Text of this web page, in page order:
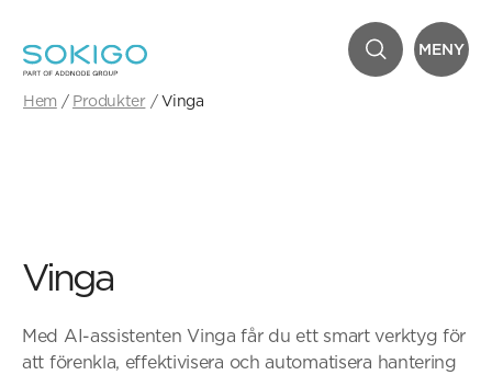
MENY
Hem Produkter Vinga
Vinga
Med AI-assistenten Vinga får du ett smart verktyg för
att förenkla, effektivisera och automatisera hantering